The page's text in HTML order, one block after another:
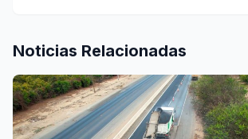
Noticias Relacionadas